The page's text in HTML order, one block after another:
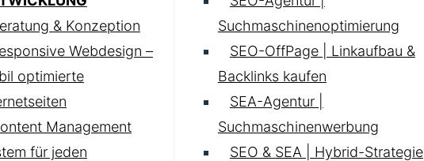
& Konzeption
Webdesign –
optimierte
Management
für jeden
Suchmaschinenoptimierung
SEO-OffPage | Linkaufbau &
Backlinks kaufen
SEA-Agentur |
Suchmaschinenwerbung
SEO & SEA | Hybrid-Strategie